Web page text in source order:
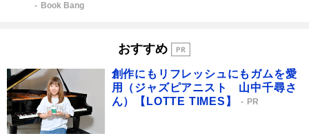
Book Bang
おすすめ
創作にもリフレッシュにもガムを愛
用（ジャズピアニスト 山中千尋さ
ん）【LOTTE TIMES】
PR